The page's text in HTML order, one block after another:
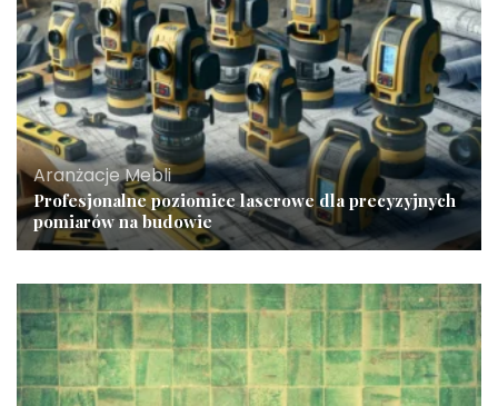
Aranżacje Mebli
Profesjonalne poziomice laserowe dla precyzyjnych
pomiarów na budowie